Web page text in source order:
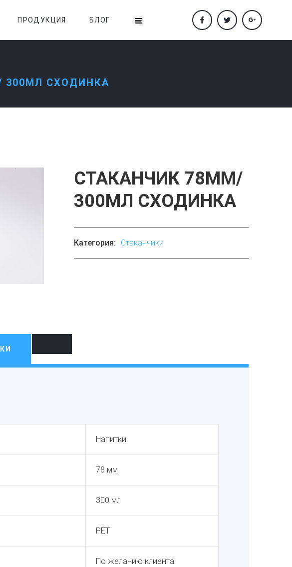
ПРОДУКЦИЯ БЛОГ
300МЛ СХОДИНКА
СТАКАНЧИК 78ММ/
300МЛ СХОДИНКА
Категория: Стаканчики
Напитки
78 мм
300 мл
PET
По желанию клиента: